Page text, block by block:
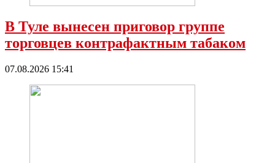
В Туле вынесен приговор группе
торговцев контрафактным табаком
07.08.2026 15:41